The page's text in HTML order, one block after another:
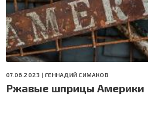
07.06.2023 | ГЕННАДИЙ СИМАКОВ
Ржавые шприцы Америки